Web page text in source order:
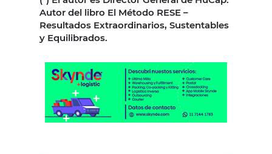
Autor del libro El Método RESE –
Resultados Extraordinarios, Sustentables
y Equilibrados.